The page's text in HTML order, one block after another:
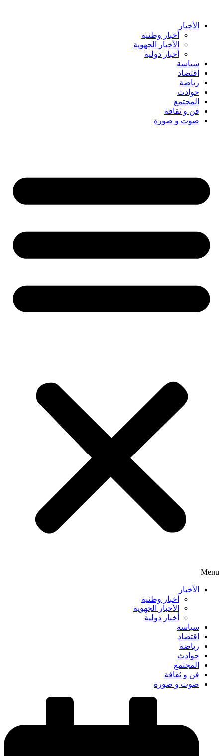
content الأخبار
أخبار وطنية
الأخبار الجهوية
أخبار دولية
سياسة
اقتصاد
رياضة
حوادث
المجتمع
فن و ثقافة
صوت و صورة
Menu
الأخبار
أخبار وطنية
الأخبار الجهوية
أخبار دولية
سياسة
اقتصاد
رياضة
حوادث
المجتمع
فن و ثقافة
صوت و صورة